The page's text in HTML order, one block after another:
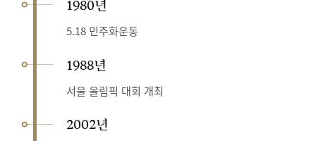
1980년
5.18 민주화운동
1988년
서울 올림픽 대회 개최
2002년